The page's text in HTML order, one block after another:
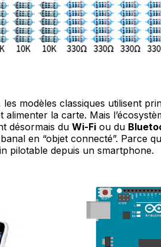
modèles classiques utilisent
la carte. Mais
désormais du Wi-Fi ou du
en “objet connecté”. Parce
pilotable depuis un smartphone.